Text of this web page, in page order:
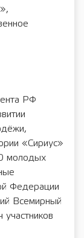
РФ
«Сириус»
молодых
Федерации
Всемирный